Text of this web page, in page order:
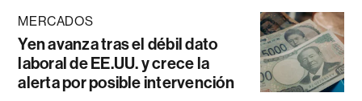
MERCADOS
Yen avanza tras el débil dato
laboral de EE.UU. y crece la
alerta por posible intervención